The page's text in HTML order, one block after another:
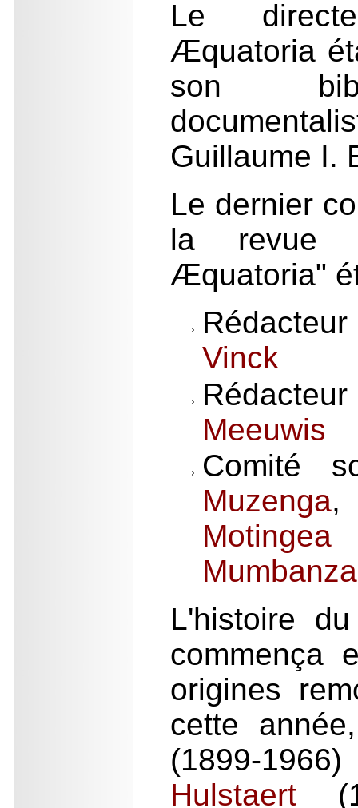
Le
Æquatoria
son
Guillaume I.
Le dernier
la revue
Æquatoria"
Vinck
Meeuwis
Comité
Muzenga,
L'histoire
commença
origines
cette
(1899-
Hulstaert